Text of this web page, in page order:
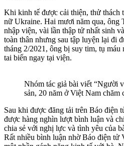
Khi kinh tế được cải thiện, thử thách
nữ Ukraine. Hai mươi năm qua, ông
nhập viện, vài lần thập tử nhất sinh
toàn thân nhưng sau tập luyện lại đi
tháng 2/2021, ông bị suy tim, tụ máu
tai biến ngay tại viện.
Nhóm tác giả bài viết “Người
sản, 20 năm ở Việt Nam chăm
Sau khi được đăng tải trên Báo điện
được hàng nghìn lượt bình luận và
chia sẻ với nghị lực và tình yêu của
Rất nhiều bình luận nhờ Báo điện tử